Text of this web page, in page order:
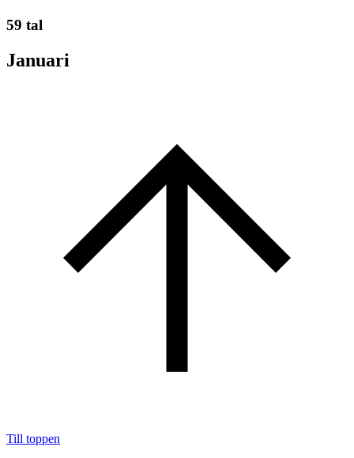
59 tal
Januari
Till toppen